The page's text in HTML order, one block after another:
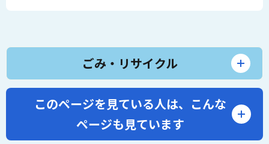
ごみ・リサイクル
このページを見ている人は、 こんな
ページも見ています